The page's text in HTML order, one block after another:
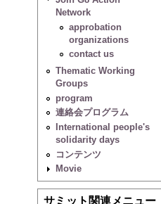
Network
approbation
organizations
contact us
Thematic Working
Groups
program
連絡会プログラム
International people's
solidarity days
コンテンツ
Movie
サミット関連メニュー